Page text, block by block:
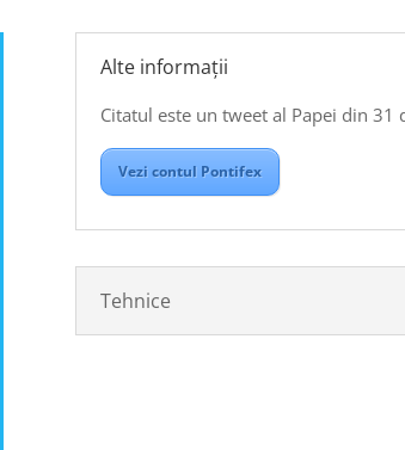
Alte informații
Citatul este un tweet al Papei din 31
Vezi contul Pontifex
Tehnice